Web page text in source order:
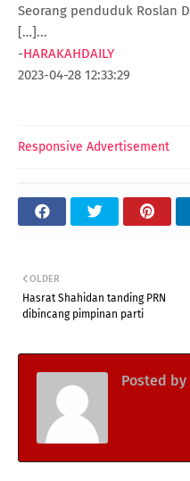
Seorang penduduk Roslan
[…]...
-HARAKAHDAILY
2023-04-28 12:33:29
Responsive Advertisement
OLDER
Hasrat Shahidan tanding PRN
dibincang pimpinan parti
Posted by